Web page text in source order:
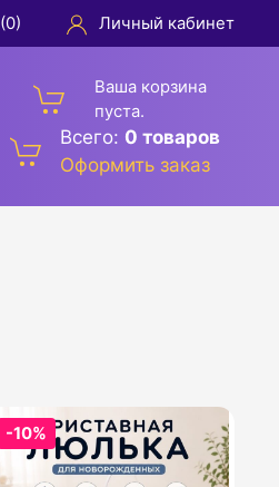
(0) Личный кабинет
Ваша корзина
пуста.
Всего: 0 товаров
Оформить заказ
-10%